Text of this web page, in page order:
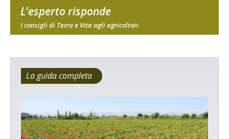
L'esperto risponde
I consigli di Terra e Vita agli agricoltori
La guida completa